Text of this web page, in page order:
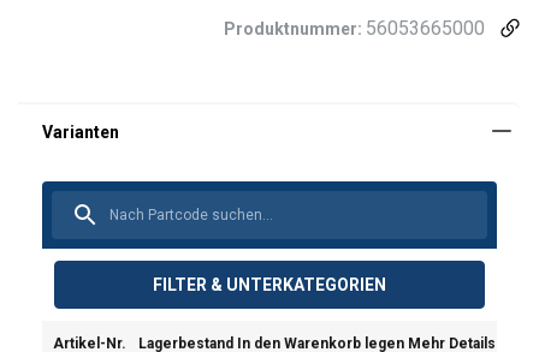
Produktnummer: 56053665000
FILTER & UNTERKATEGORIEN
Artikel-Nr. Lagerbestand In den Warenkorb legen Mehr Details